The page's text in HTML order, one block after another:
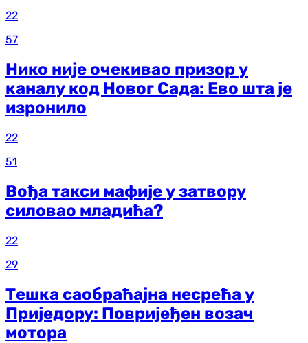
22
57
Нико није очекивао призор у
каналу код Новог Сада: Ево шта је
изронило
22
51
Вођа такси мафије у затвору
силовао младића?
22
29
Тешка саобраћајна несрећа у
Приједору: Повријеђен возач
мотора